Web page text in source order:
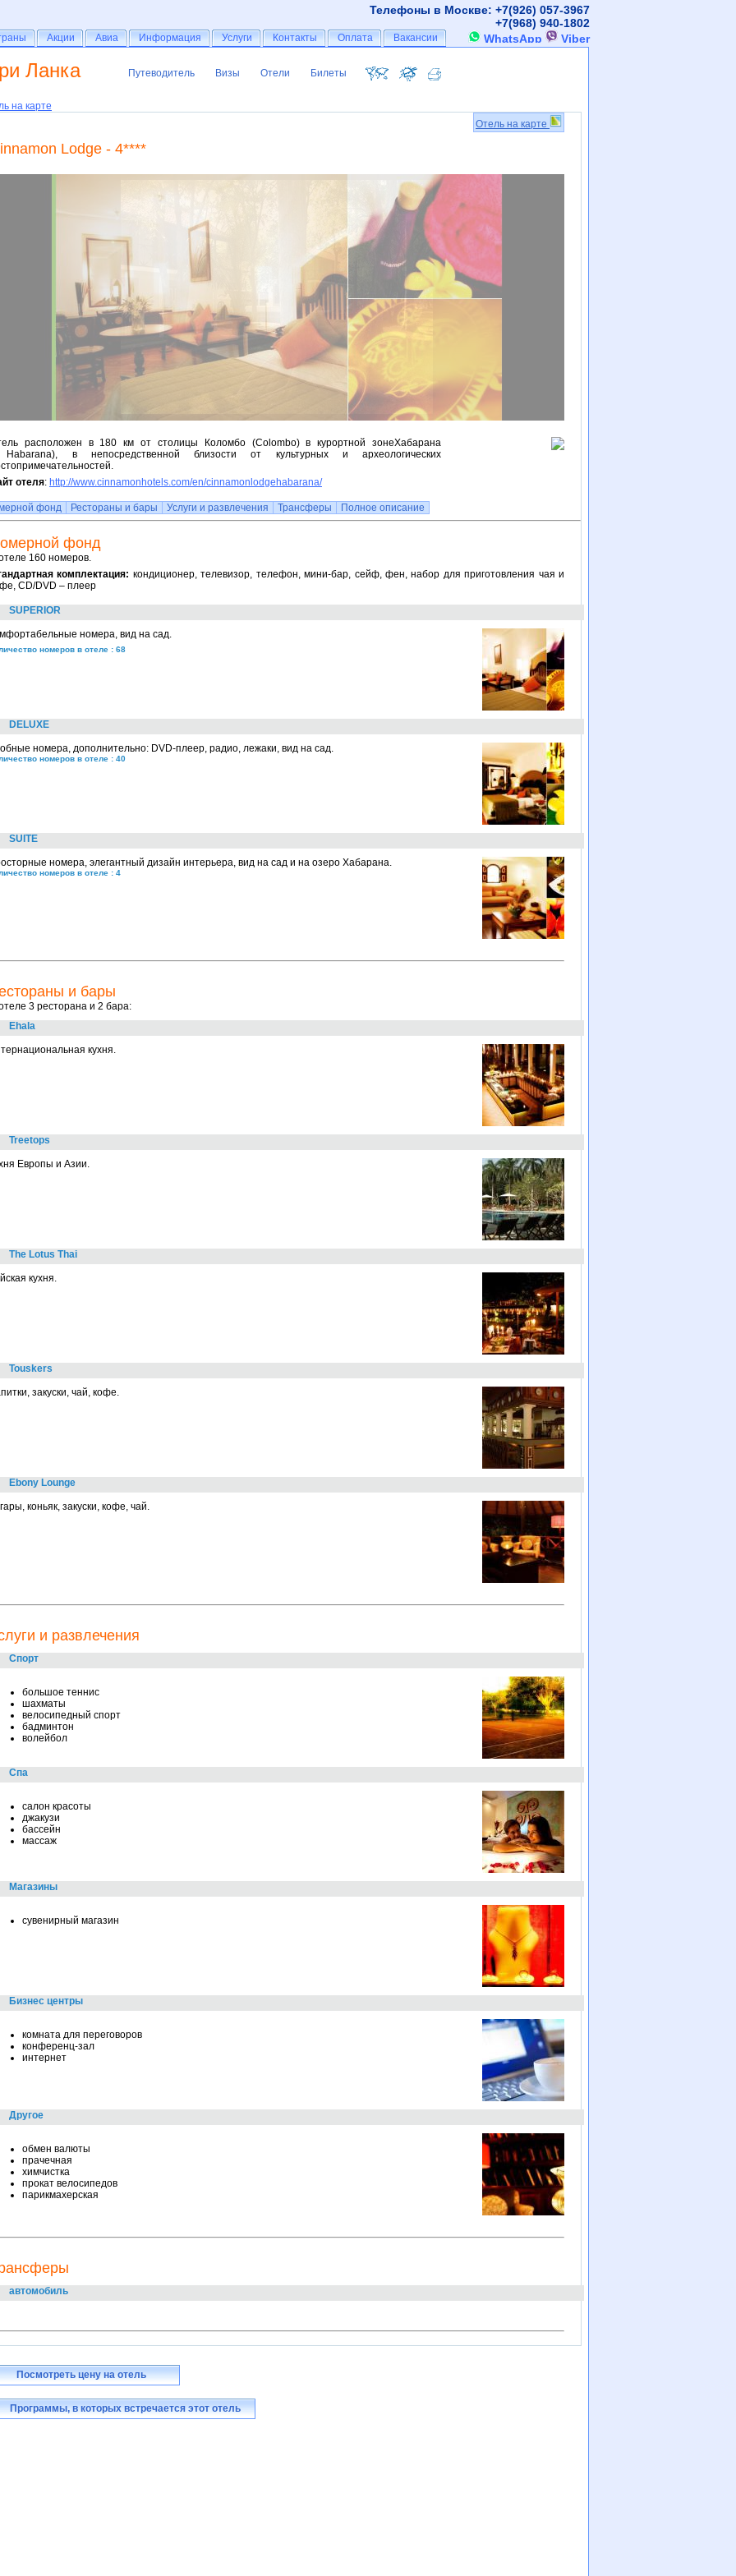
Ланка Путеводитель
Путеводитель Визы
Визы Отели
Отели Билеты
Билеты
на карте
Отель на карте
Lodge - 4****
расположен в 180 км от столицы Коломбо (Сolombo) в курортной зонеХабарана
в непосредственной близости от культурных и археологических
отеля: http://www.cinnamonhotels.com/en/cinnamonlodgehabarana/
фонд Рестораны и бары Услуги и развлечения Трансферы Полное описание
фонд
160 номеров.
комплектация: кондиционер, телевизор, телефон, мини-бар, сейф, фен, набор для приготовления чая и
CD/DVD – плеер
SUPERIOR
номера, вид на сад.
номеров в отеле : 68
DELUXE
номера, дополнительно: DVD-плеер, радио, лежаки, вид на сад.
номеров в отеле : 40
SUITE
номера, элегантный дизайн интерьера, вид на сад и на озеро Хабарана.
номеров в отеле : 4
и бары
3 ресторанa и 2 бара:
Ehala
кухня.
Treetops
Европы и Азии.
The Lotus Thai
кухня.
Touskers
закуски, чай, кофе.
Ebony Lounge
коньяк, закуски, кофе, чай.
и развлечения
Спорт
большое теннис
шахматы
велосипедный спорт
бадминтон
волейбол
Спа
салон красоты
джакузи
бассейн
массаж
Магазины
сувенирный магазин
Бизнес центры
комната для переговоров
конференц-зал
интернет
Другое
обмен валюты
прачечная
химчистка
прокат велосипедов
парикмахерская
автомобиль
Посмотреть цену на отель
Программы, в которых встречается этот отель
Телефоны в Москве: +7(926) 057-3967
+7(968) 940-1802
WhatsApp
Viber
Акции
Акции Авиа
Авиа Информация
Информация Услуги
Услуги Контакты
Контакты Оплата
Оплата Вакансии
Вакансии